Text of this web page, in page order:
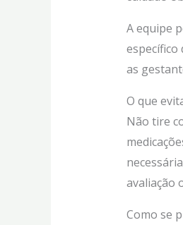
A equipe
específico
as
O que
Não tire
avaliação
Como se